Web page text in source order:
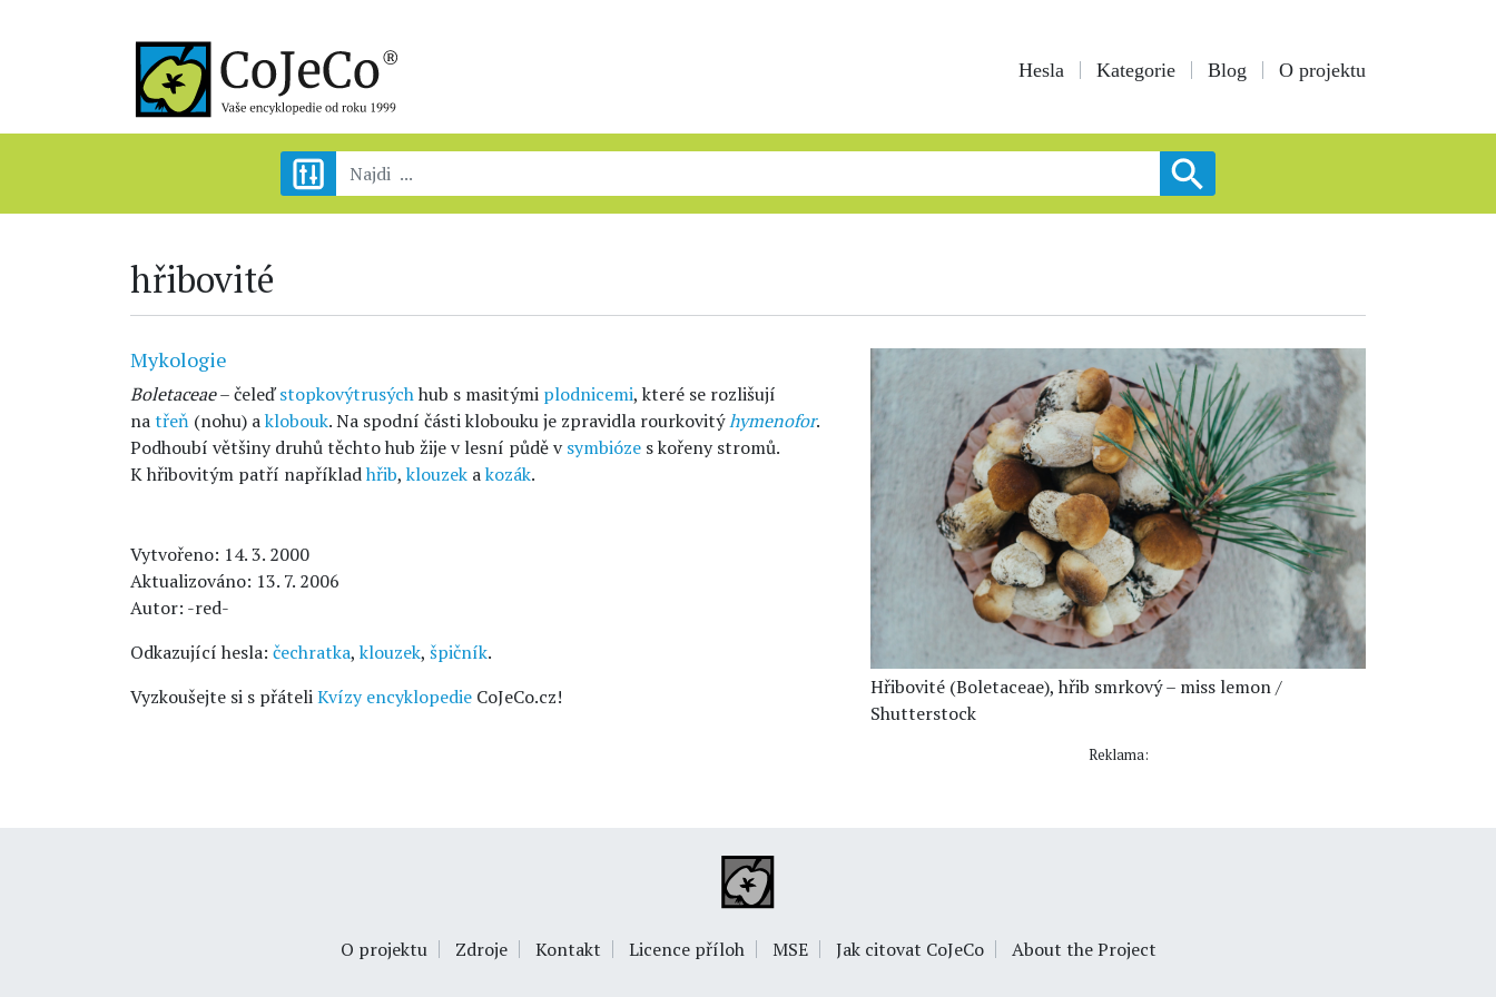
Hesla Kategorie Blog O projektu
hřibovité
Mykologie
Boletaceae– čeleďstopkovýtrusýchhub s masitými plodnicemi, které se rozlišují
natřeň (nohu) aklobouk. Na spodní části klobouku je zpravidla rourkovitýhymenofor.
Podhoubí většiny druhů těchto hub žije v lesní půdě vsymbióze s kořeny stromů.
K hřibovitým patří napříkladhřib,klouzek akozák.
Vytvořeno: 14. 3. 2000
Aktualizováno: 13. 7. 2006
Autor: -red-
Odkazující hesla: čechratka,klouzek, špičník.
Vyzkoušejte si s přáteliKvízy encyklopedie CoJeCo.cz!
Hřibovité (Boletaceae), hřib smrkový – miss lemon /
Shutterstock
Reklama:
O projektu Zdroje Kontakt Licence příloh MSE Jak citovat CoJeCo About the Project